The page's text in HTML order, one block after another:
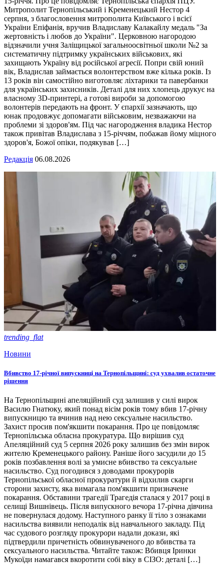
Митрополит Тернопільський і Кременецький Нестор 4
серпня, з благословення митрополита Київського і всієї
України Епіфанія, вручив Владиславу Калакайлу медаль "За
жертовність і любов до України". Церковною нагородою
відзначили учня Заліщицької загальноосвітньої школи №2 за
систематичну підтримку українських військових, які
захищають Україну від російської агресії. Попри свій юний
вік, Владислав займається волонтерством вже кілька років. Із
13 років він самостійно виготовляє ліхтарики та павербанки
для українських захисників. Деталі для них хлопець друкує на
власному 3D-принтері, а готові вироби за допомогою
волонтерів передають на фронт. У єпархії зазначають, що
юнак продовжує допомагати військовим, незважаючи на
проблеми зі здоров'ям. Під час нагородження владика Нестор
також привітав Владислава з 15-річчям, побажав йому міцного
здоров'я, Божої опіки, подякував […]
Редакція 06.08.2026
trending_flat
Новини
Вбивство 17-річної випускниці на Тернопільщині: суд ухвалив остаточне
рішення
На Тернопільщині апеляційний суд залишив у силі вирок
Василю Гнатюку, який понад вісім років тому вбив 17-річну
випускницю та вчинив над нею сексуальне насильство.
Захист просив пом'якшити покарання. Про це повідомляє
Тернопільська обласна прокуратура. Що вирішив суд
Апеляційний суд 5 серпня 2026 року залишив без змін вирок
жителю Кременецького району. Раніше його засудили до 15
років позбавлення волі за умисне вбивство та сексуальне
насильство. Суд погодився з доводами прокурорів
Тернопільської обласної прокуратури й відхилив скарги
сторони захисту, яка вимагала пом'якшити призначене
покарання. Обставини трагедії Трагедія сталася у 2017 році в
селищі Вишнівець. Після випускного вечора 17-річна дівчина
не повернулася додому. Наступного ранку її тіло з ознаками
насильства виявили неподалік від навчального закладу. Під
час судового розгляду прокурори надали докази, які
підтвердили причетність обвинуваченого до вбивства та
сексуального насильства. Читайте також: Вбивця Іринки
Мукоїди намагався вкоротити собі віку в СІЗО: деталі […]